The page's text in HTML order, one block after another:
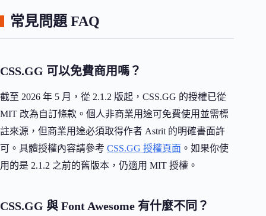
常見問題 FAQ
CSS.GG 可以免費商用嗎？
截至 2026 年 5 月，從 2.1.2 版起，CSS.GG 的授權已從
MIT 改為自訂條款。個人非商業用途可免費使用並需標
註來源，但商業用途必須取得作者 Astrit 的明確書面許
可。具體授權內容請參考 CSS.GG 授權頁面 。如果你使
用的是 2.1.2 之前的舊版本，仍適用 MIT 授權。
CSS.GG 與 Font Awesome 有什麼不同？